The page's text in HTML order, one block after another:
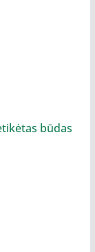
būdas